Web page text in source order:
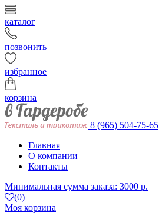
каталог
позвонить
избранное
корзина
8 (965) 504-75-65
Главная
О компании
Контакты
Минимальная сумма заказа: 3000 р.
(0)
Моя корзина